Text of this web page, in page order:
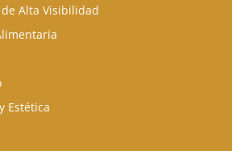
Alta Visibilidad
Estética